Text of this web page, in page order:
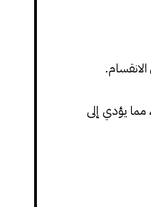
مما يؤدي إلى